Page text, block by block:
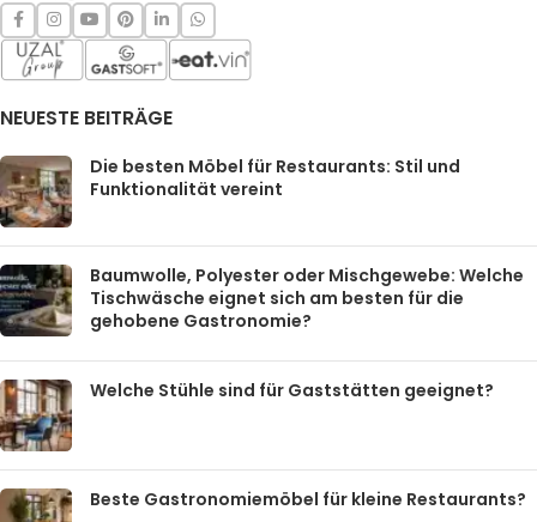
NEUESTE BEITRÄGE
Die besten Möbel für Restaurants: Stil und
Funktionalität vereint
Baumwolle, Polyester oder Mischgewebe: Welche
Tischwäsche eignet sich am besten für die
gehobene Gastronomie?
Welche Stühle sind für Gaststätten geeignet?
Beste Gastronomiemöbel für kleine Restaurants?